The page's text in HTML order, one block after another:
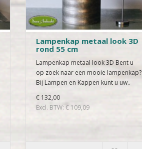
Lampenkap metaal look 3D
rond 55 cm
Lampenkap metaal look 3D Bent u
op zoek naar een mooie lampenkap?
Bij Lampen en Kappen kunt u uw..
€ 132,00
Excl. BTW: € 109,09